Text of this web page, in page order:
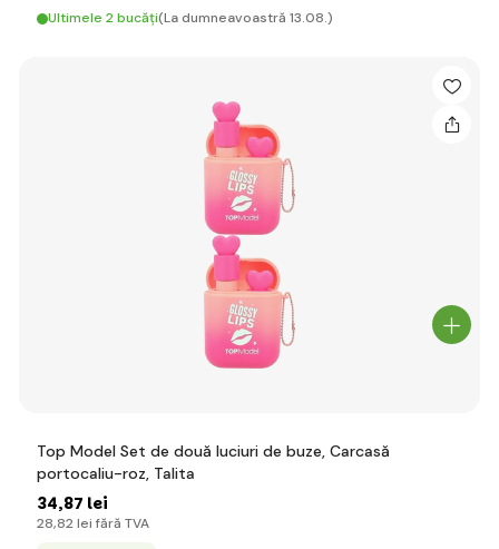
Ultimele 2 bucăți(La dumneavoastră 13.08.)
Top Model Set de două luciuri de buze, Carcasă
portocaliu-roz, Talita
34,87 lei
28,82 lei fără TVA